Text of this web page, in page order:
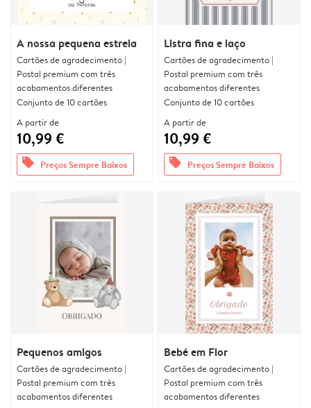
A nossa pequena estrela
Cartões de agradecimento |
Postal premium com três
acabamentos diferentes
Conjunto de 10 cartões
A partir de
10,99 €
offers Preços Sempre Baixos
Listra fina e laço
Cartões de agradecimento |
Postal premium com três
acabamentos diferentes
Conjunto de 10 cartões
A partir de
10,99 €
offers Preços Sempre Baixos
Pequenos amigos
Cartões de agradecimento |
Postal premium com três
acabamentos diferentes
Bebé em Flor
Cartões de agradecimento |
Postal premium com três
acabamentos diferentes